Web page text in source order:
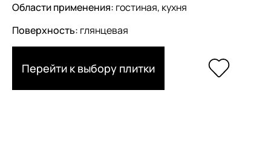
Области применения: гостиная, кухня
Поверхность: глянцевая
Перейти к выбору плитки